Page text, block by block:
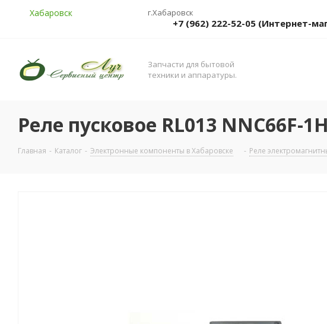
Хабаровск г.Хабаровск
+7 (962) 222-52-05 (Интернет-
Запчасти для бытовой
техники и аппаратуры.
Реле пусковое RL013 NNC66F-
Главная - Каталог - Электронные компоненты в Хабаровске - Реле